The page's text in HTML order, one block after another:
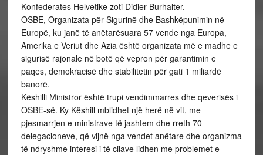
Konfederates Helvetike zoti Didier Burhalter.
OSBE, Organizata për Sigurinë dhe Bashkëpunimin në
Europë, ku janë të anëtarësuara 57 vende nga Europa,
Amerika e Veriut dhe Azia është organizata më e madhe e
sigurisë rajonale në botë që vepron për garantimin e
paqes, demokracisë dhe stabilitetin për gati 1 miliardë
banorë.
Këshilli Ministror është trupi vendimmarres dhe qeverisës i
OSBE-së. Ky Këshill mblidhet një herë në vit, me
pjesmarrjen e ministrave të jashtem dhe rreth 70
delegacioneve, që vijnë nga vendet anëtare dhe organizma
të ndryshme interesi i të cilave lidhen me problemet e